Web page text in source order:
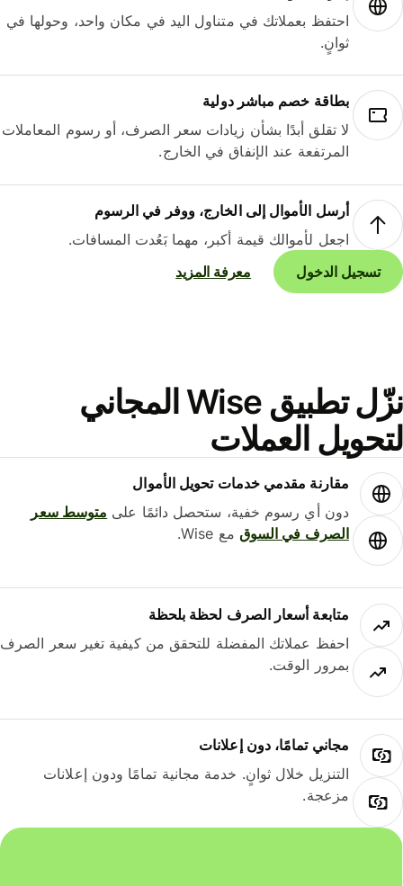
احتفظ بعملاتك في متناول اليد في مكان واحد، وحولها في
ثوانٍ.
بطاقة خصم مباشر دولية
لا تقلق أبدًا بشأن زيادات سعر الصرف، أو رسوم المعاملات
المرتفعة عند الإنفاق في الخارج.
أرسل الأموال إلى الخارج، ووفر في الرسوم
اجعل لأموالك قيمة أكبر، مهما بَعُدت المسافات.
تسجيل الدخول
معرفة المزيد
نزّل تطبيق Wise المجاني
العملات
مقارنة مقدمي خدمات تحويل الأموال
دون أي رسوم خفية، ستحصل دائمًا علىمتوسط ​​سعر
الصرف في السوقمع Wise.
متابعة أسعار الصرف لحظة بلحظة
احفظ عملاتك المفضلة للتحقق من كيفية تغير سعر الصرف
بمرور الوقت.
مجاني تمامًا، دون إعلانات
التنزيل خلال ثوانٍ. خدمة مجانية تمامًا ودون إعلانات
مزعجة.